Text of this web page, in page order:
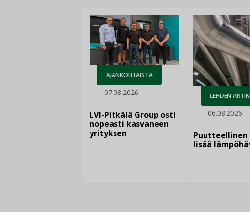
AJANKOHTAISTA
07.08.2026
LVI-Pitkälä Group osti
nopeasti kasvaneen
yrityksen
LEHDEN
06.08.2026
Puutteellinen
lisää